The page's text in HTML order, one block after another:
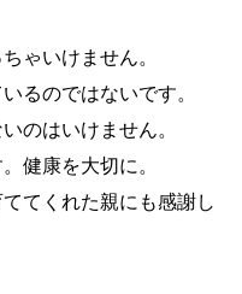
ゃいけません。
るのではないです。
のはいけません。
健康を大切に。
てくれた親にも感謝し